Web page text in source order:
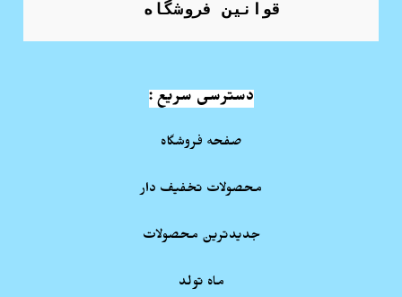
قوانین فروشگاه
دسترسی سریع :
صفحه فروشگاه
محصولات تخفیف دار
جدیدترین محصولات
ماه تولد